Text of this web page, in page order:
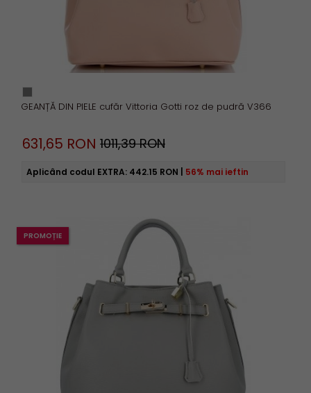
GEANȚĂ DIN PIELE cufăr Vittoria Gotti roz de pudră V366
631,65 RON 1011,39 RON
Aplicând codul EXTRA: 442.15 RON 56% mai ieftin
PROMOȚIE